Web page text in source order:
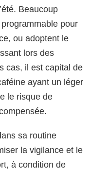
Beaucoup
pour
ou adoptent le
lors des
cas, il est capital de
ayant un léger
le risque de
sa routine
la vigilance et le
à condition de